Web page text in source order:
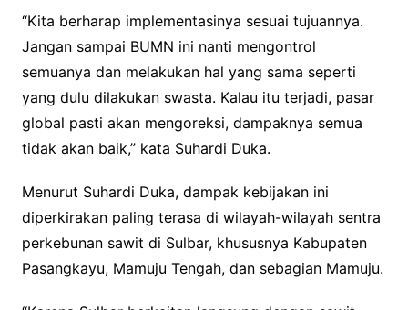
“Kita berharap implementasinya sesuai tujuannya.
Jangan sampai BUMN ini nanti mengontrol
semuanya dan melakukan hal yang sama seperti
yang dulu dilakukan swasta. Kalau itu terjadi, pasar
global pasti akan mengoreksi, dampaknya semua
tidak akan baik,” kata Suhardi Duka.
Menurut Suhardi Duka, dampak kebijakan ini
diperkirakan paling terasa di wilayah-wilayah sentra
perkebunan sawit di Sulbar, khususnya Kabupaten
Pasangkayu, Mamuju Tengah, dan sebagian Mamuju.